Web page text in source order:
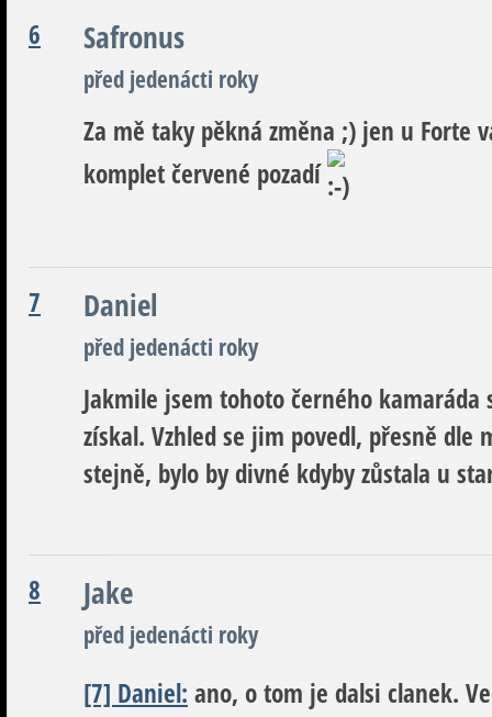
6 Safronus
před jedenácti roky
Za mě taky pěkná změna ;) jen u Forte
komplet červené pozadí
7 Daniel
před jedenácti roky
Jakmile jsem tohoto černého
získal. Vzhled se jim povedl, přesně dle
stejně, bylo by divné kdyby zůstala u
8 Jake
před jedenácti roky
[7] Daniel: ano, o tom je dalsi clanek.